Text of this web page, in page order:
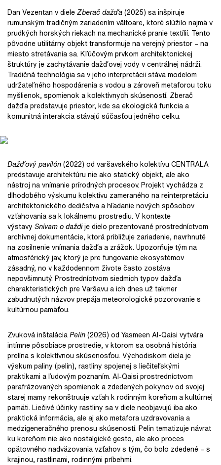
Dan Vezentan v dieleZberač dažďa(2025) sa inšpiruje
rumunským tradičným zariadením vâltoare, ktoré slúžilo najmä v
prudkých horských riekach na mechanické pranie textílií. Tento
pôvodne utilitárny objekt transformuje na verejný priestor – na
miesto stretávania sa. Kľúčovým prvkom architektonickej
štruktúry je zachytávanie dažďovej vody v centrálnej nádrži.
Tradičná technológia sa v jeho interpretácii stáva modelom
udržateľného hospodárenia s vodou a zároveň metaforou toku
myšlienok, spomienok a kolektívnych skúseností. Zberač
dažďa predstavuje priestor, kde sa ekologická funkcia a
komunitná interakcia stávajú súčasťou jedného celku.
Dažďový pavilón(2022) od varšavského kolektívu CENTRALA
predstavuje architektúru nie ako statický objekt, ale ako
nástroj na vnímanie prírodných procesov. Projekt vychádza z
dlhodobého výskumu kolektívu zameraného na reinterpretáciu
architektonického dedičstva a hľadanie nových spôsobov
vzťahovania sa k lokálnemu prostrediu. V kontexte
výstavy Snívam o daždije dielo prezentované prostredníctvom
archívnej dokumentácie, ktorá približuje zariadenie, navrhnuté
na zosilnenie vnímania dažďa a zrážok. Upozorňuje tým na
atmosférický jav, ktorý je pre fungovanie ekosystémov
zásadný, no v každodennom živote často zostáva
nepovšimnutý. Prostredníctvom siedmich typov dažďa
charakteristických pre Varšavu a ich dnes už takmer
zabudnutých názvov prepája meteorologické pozorovanie s
kultúrnou pamäťou.
Zvuková inštaláciaPelin(2026) od Yasmeen Al-Qaisi vytvára
intímne pôsobiace prostredie, v ktorom sa osobná história
prelína s kolektívnou skúsenosťou. Východiskom diela je
výskum paliny (pelin), rastliny spojenej s liečiteľskými
praktikami a ľudovým poznaním. Al-Qaisi prostredníctvom
parafrázovaných spomienok a zdedených pokynov od svojej
starej mamy rekonštruuje vzťah k rodinným koreňom a kultúrnej
pamäti. Liečivé účinky rastliny sa v diele neobjavujú iba ako
praktická informácia, ale aj ako metafora uzdravovania a
medzigeneračného prenosu skúseností. Pelin tematizuje návrat
ku koreňom nie ako nostalgické gesto, ale ako proces
opätovného nadväzovania vzťahov s tým, čo bolo zdedené – s
krajinou, rastlinami, rodinnými príbehmi.